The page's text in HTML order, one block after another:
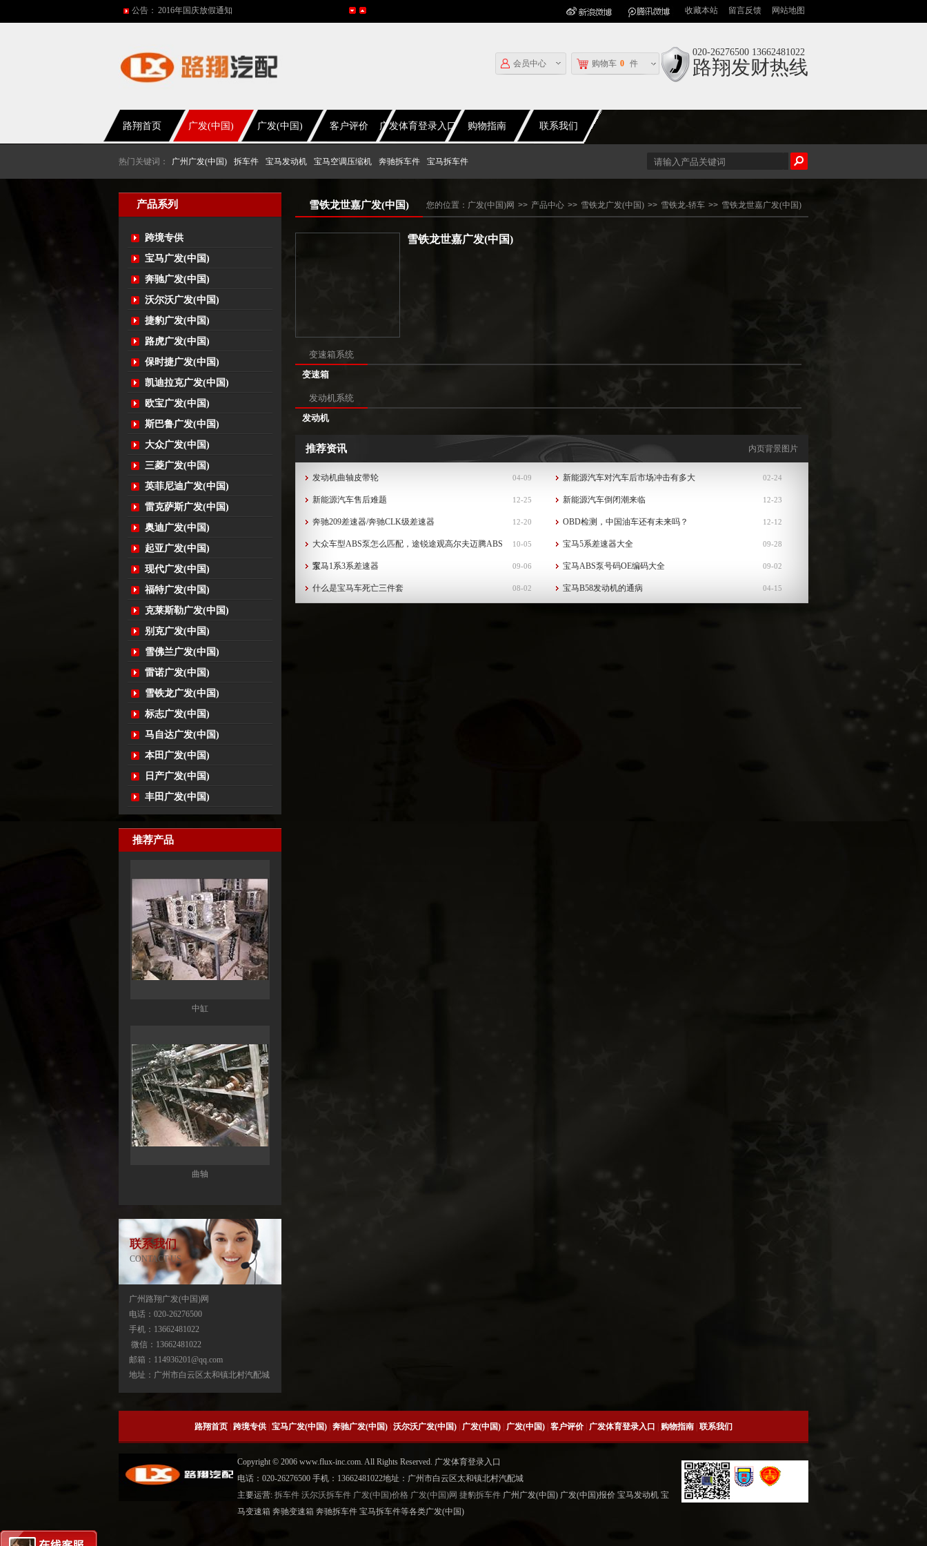
公告： 2016年国庆放假通知
五一放假通知
2017年春节放假通知
网站地图
留言反馈
收藏本站
020-26276500 13662481022
路翔发财热线
购物车 0 件
会员中心
路翔首页 广发(中国) 广发(中国) 客户评价 广发体育登录入口 购物指南 联系我们
热门关键词： 广州广发(中国) 拆车件 宝马发动机 宝马空调压缩机 奔驰拆车件 宝马拆车件
产品系列
跨境专供
宝马广发(中国)
奔驰广发(中国)
沃尔沃广发(中国)
捷豹广发(中国)
路虎广发(中国)
保时捷广发(中国)
凯迪拉克广发(中国)
欧宝广发(中国)
斯巴鲁广发(中国)
大众广发(中国)
三菱广发(中国)
英菲尼迪广发(中国)
雷克萨斯广发(中国)
奥迪广发(中国)
起亚广发(中国)
现代广发(中国)
福特广发(中国)
克莱斯勒广发(中国)
别克广发(中国)
雪佛兰广发(中国)
雷诺广发(中国)
雪铁龙广发(中国)
标志广发(中国)
马自达广发(中国)
本田广发(中国)
日产广发(中国)
丰田广发(中国)
推荐产品
中缸
曲轴
宝马X3分动箱/器ATC13-ATC450-ATC45L-
宝马X5分动箱/器-ATC500-ATC700-
ATC45L-ATC450-ATC13
联系我们
CONTACT US
广州路翔广发(中国)网
电话：020-26276500
手机：13662481022
微信：13662481022
邮箱：114936201@qq.com
地址：广州市白云区太和镇北村汽配城
您的位置： 广发(中国)网 >> 产品中心 >> 雪铁龙广发(中国) >> 雪铁龙-轿车 >> 雪铁龙世嘉广发(中国)
雪铁龙世嘉广发(中国)
雪铁龙世嘉广发(中国)
变速箱系统
变速箱
发动机系统
发动机
内页背景图片
推荐资讯
04-09
发动机曲轴皮带轮 02-24
新能源汽车对汽车后市场冲击有多大
12-25
新能源汽车售后难题 12-23
新能源汽车倒闭潮来临
12-20
奔驰209差速器/奔驰CLK级差速器 12-12
OBD检测，中国油车还有未来吗？
10-05
大众车型ABS泵怎么匹配，途锐途观高尔夫迈腾ABS
泵...
09-28
宝马5系差速器大全
09-06
宝马1系3系差速器 09-02
宝马ABS泵号码OE编码大全
08-02
什么是宝马车死亡三件套 04-15
宝马B58发动机的通病
路翔首页 跨境专供 宝马广发(中国) 奔驰广发(中国) 沃尔沃广发(中国) 广发(中国) 广发(中国) 客户评价 广发体育登录入口 购物指南 联系我们
Copyright © 2006 www.flux-inc.com. All Rights Reserved. 广发体育登录入口
电话：020-26276500 手机：13662481022地址：广州市白云区太和镇北村汽配城
主要运营: 拆车件 沃尔沃拆车件 广发(中国)价格 广发(中国)网 捷豹拆车件 广州广发(中国) 广发(中国)报价 宝马发动机 宝
马变速箱 奔驰变速箱 奔驰拆车件 宝马拆车件等各类广发(中国)